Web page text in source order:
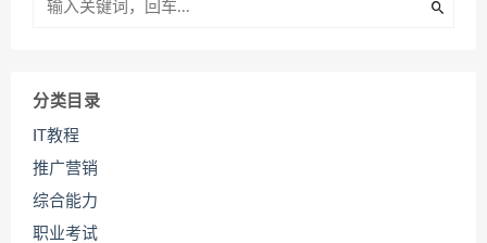
分类目录
IT教程
推广营销
综合能力
职业考试